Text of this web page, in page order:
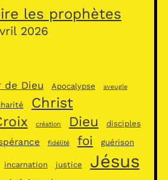
les prophètes
2026
de Dieu Apocalypse aveugle
Christ
création Dieu disciples
fidélité foi guérison
incarnation justice Jésus